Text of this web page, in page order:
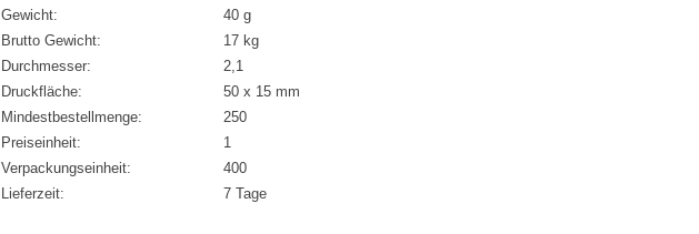
Gewicht:
40 g
Brutto Gewicht:
17 kg
Durchmesser:
2,1
Druckfläche:
50 x 15 mm
Mindestbestellmenge:
250
Preiseinheit:
1
Verpackungseinheit:
400
Lieferzeit:
7 Tage